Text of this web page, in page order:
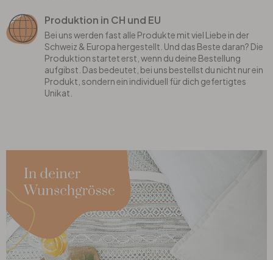
Produktion in CH und EU
Bei uns werden fast alle Produkte mit viel Liebe in der
Schweiz & Europa hergestellt. Und das Beste daran? Die
Produktion startet erst, wenn du deine Bestellung
aufgibst. Das bedeutet, bei uns bestellst du nicht nur ein
Produkt, sondern ein individuell für dich gefertigtes
Unikat.